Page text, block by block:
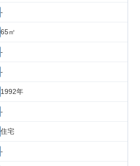
-
65㎡
-
-
1992年
-
住宅
-